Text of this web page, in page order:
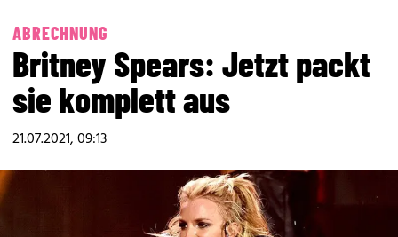
ABRECHNUNG
Britney Spears: Jetzt packt
sie komplett aus
21.07.2021, 09:13